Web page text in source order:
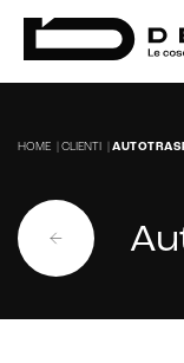
E-
Marketplace for
E-commerce
Marketplace
HOME CLIENTI